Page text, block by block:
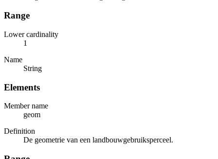
Range
Lower cardinality
1
Name
String
Elements
Member name
geom
Definition
De geometrie van een landbouwgebruiksperceel.